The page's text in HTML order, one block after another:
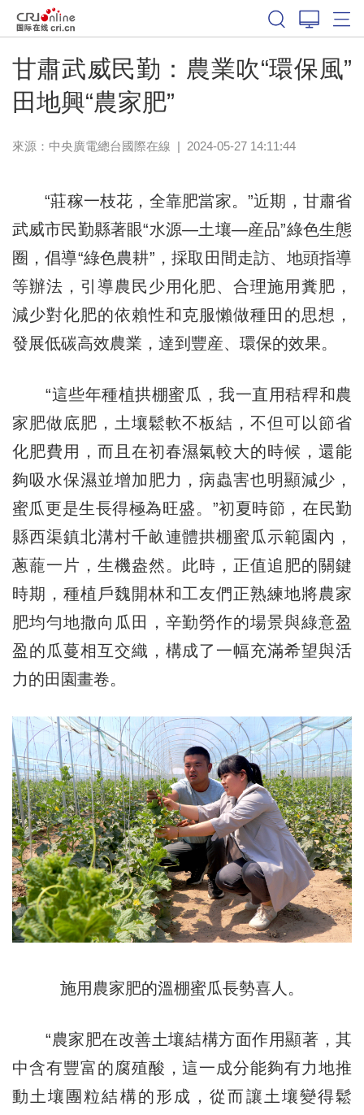
甘肅武威民勤：農業吹“環保風”
田地興“農家肥”
來源：中央廣電總台國際在線 | 2024-05-27 14:11:44
“莊稼一枝花，全靠肥當家。”近期，甘肅省
武威市民勤縣著眼“水源—土壤—産品”綠色生態
圈，倡導“綠色農耕”，採取田間走訪、地頭指導
等辦法，引導農民少用化肥、合理施用糞肥，
減少對化肥的依賴性和克服懶做種田的思想，
發展低碳高效農業，達到豐産、環保的效果。
“這些年種植拱棚蜜瓜，我一直用秸稈和農
家肥做底肥，土壤鬆軟不板結，不但可以節省
化肥費用，而且在初春濕氣較大的時候，還能
夠吸水保濕並增加肥力，病蟲害也明顯減少，
蜜瓜更是生長得極為旺盛。”初夏時節，在民勤
縣西渠鎮北溝村千畝連體拱棚蜜瓜示範園內，
蔥蘢一片，生機盎然。此時，正值追肥的關鍵
時期，種植戶魏開林和工友們正熟練地將農家
肥均勻地撒向瓜田，辛勤勞作的場景與綠意盈
盈的瓜蔓相互交織，構成了一幅充滿希望與活
力的田園畫卷。
施用農家肥的溫棚蜜瓜長勢喜人。
“農家肥在改善土壤結構方面作用顯著，其
中含有豐富的腐殖酸，這一成分能夠有力地推
動土壤團粒結構的形成，從而讓土壤變得鬆